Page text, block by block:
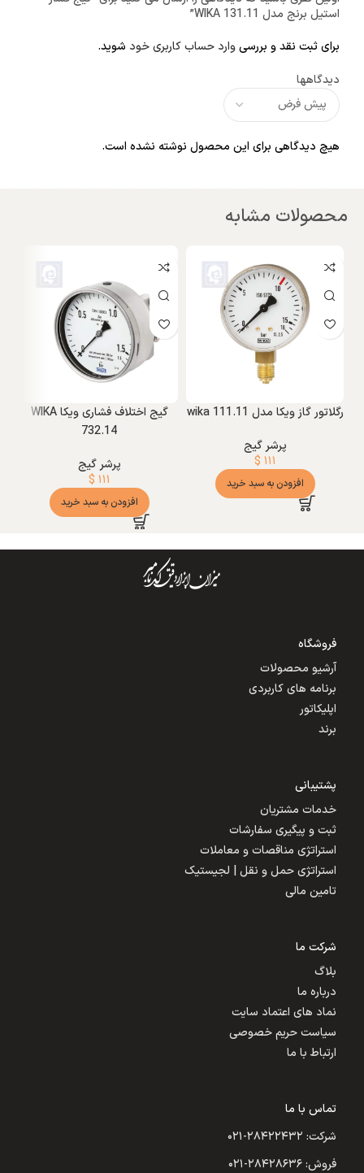
دیدگاهها
هیچ دیدگاهی برای این محصول نوشته نشده است.
استیل برنج مدل WIKA 131.11”
برای ثبت نقد و بررسیوارد حساب کاربری خود شوید.
محصولات مشابه
رگلاتور گاز ویکا مدل wika 111.11
پرشر گیج
$ ۱۱۱
افزودن به سبد خرید
گیج اختلاف فشاری ویکا WIKA
732.14
پرشر گیج
$ ۱۱۱
افزودن به سبد خرید
فروشگاه
آرشیو محصولات
برنامه های کاربردی
اپلیکاتور
برند
پشتیبانی
خدمات مشتریان
ثبت و پیگیری سفارشات
استراتژی مناقصات و معاملات
استراتژی حمل و نقل | لجیستیک
تامین مالی
شرکت ما
بلاگ
درباره ما
نماد های اعتماد سایت
سیاست حریم خصوصی
ارتباط با ما
تماس با ما
شرکت: ۲۸۴۲۲۴۳۲-۰۲۱
فروش: ۲۸۴۲۸۶۳۶-۰۲۱